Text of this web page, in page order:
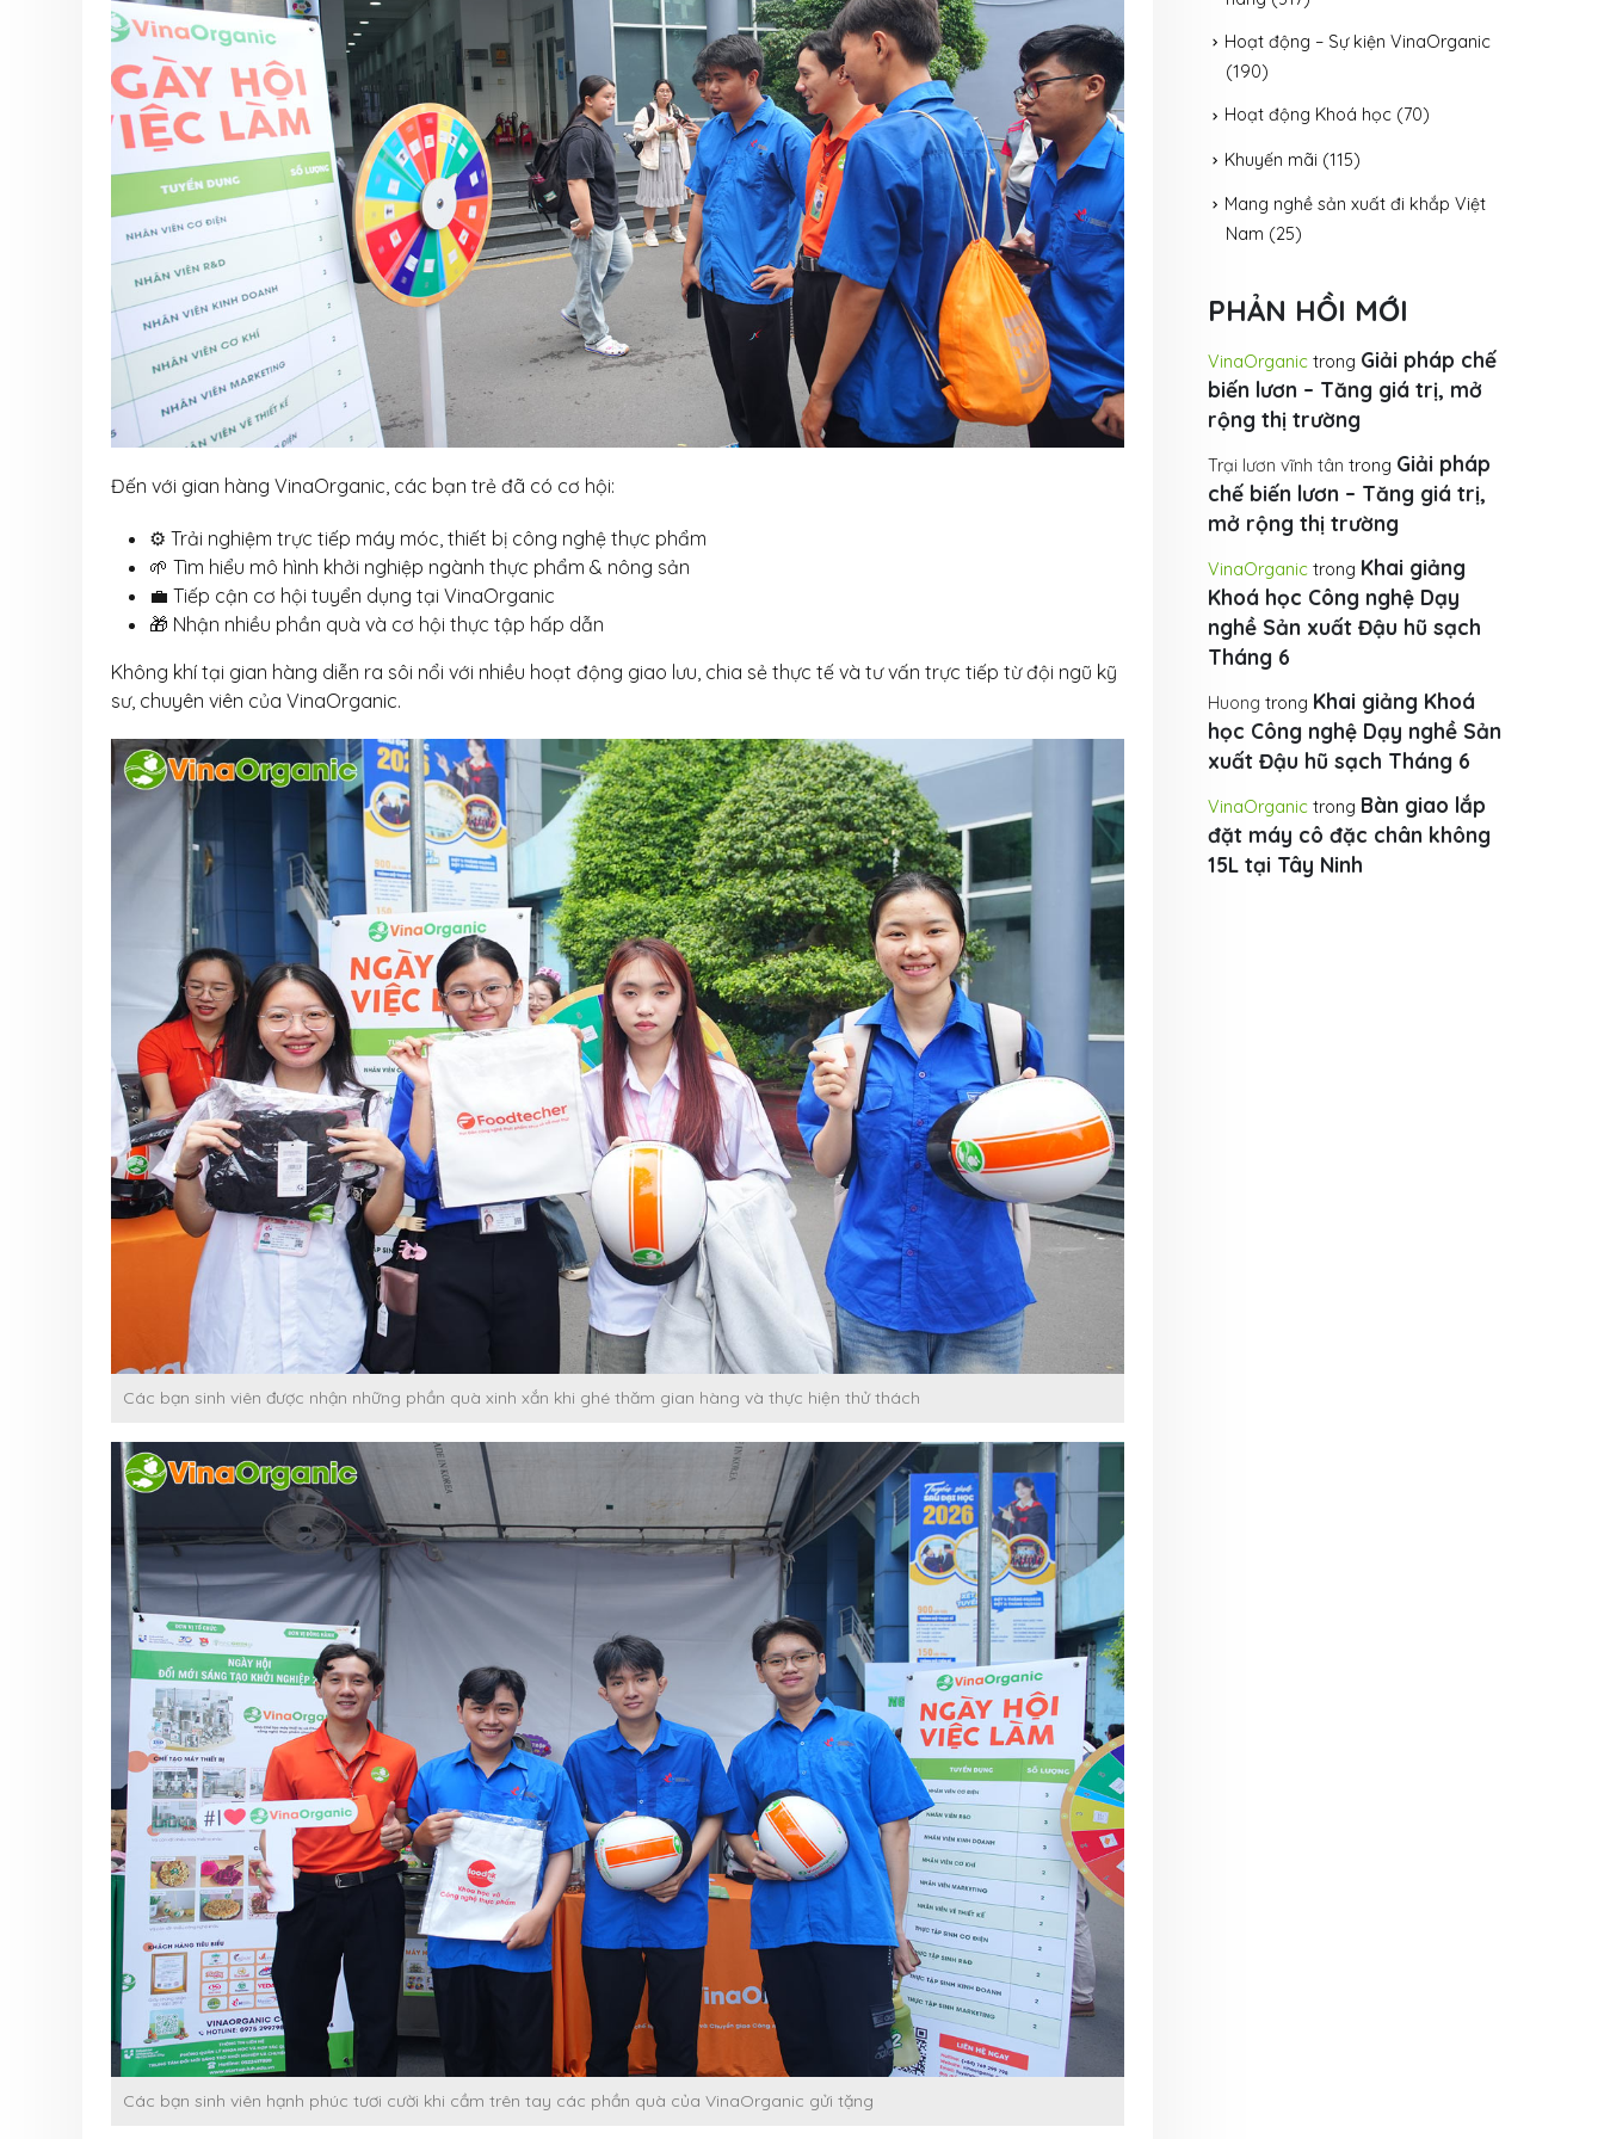
Đến với gian hàng VinaOrganic, các bạn trẻ đã có cơ hội:
⚙️ Trải nghiệm trực tiếp máy móc, thiết bị công nghệ thực phẩm
🌱 Tìm hiểu mô hình khởi nghiệp ngành thực phẩm & nông sản
💼 Tiếp cận cơ hội tuyển dụng tại VinaOrganic
🎁 Nhận nhiều phần quà và cơ hội thực tập hấp dẫn
Không khí tại gian hàng diễn ra sôi nổi với nhiều hoạt động giao lưu, chia sẻ thực tế và tư vấn trực tiếp từ đội ngũ kỹ
sư, chuyên viên của VinaOrganic.
Các bạn sinh viên được nhận những phần quà xinh xắn khi ghé thăm gian hàng và thực hiện thử thách
Các bạn sinh viên hạnh phúc tươi cười khi cầm trên tay các phần quà của VinaOrganic gửi tặng
Hoạt động – Sự kiện VinaOrganic
(190)
Hoạt động Khoá học (70)
Khuyến mãi (115)
Mang nghề sản xuất đi khắp Việt
Nam (25)
PHẢN HỒI MỚI
VinaOrganic trong Giải pháp chế
biến lươn – Tăng giá trị, mở
rộng thị trường
Trại lươn vĩnh tân trong Giải pháp
chế biến lươn – Tăng giá trị,
mở rộng thị trường
VinaOrganic trong Khai giảng
Khoá học Công nghệ Dạy
nghề Sản xuất Đậu hũ sạch
Tháng 6
Huong trong Khai giảng Khoá
học Công nghệ Dạy nghề Sản
xuất Đậu hũ sạch Tháng 6
VinaOrganic trong Bàn giao lắp
đặt máy cô đặc chân không
15L tại Tây Ninh